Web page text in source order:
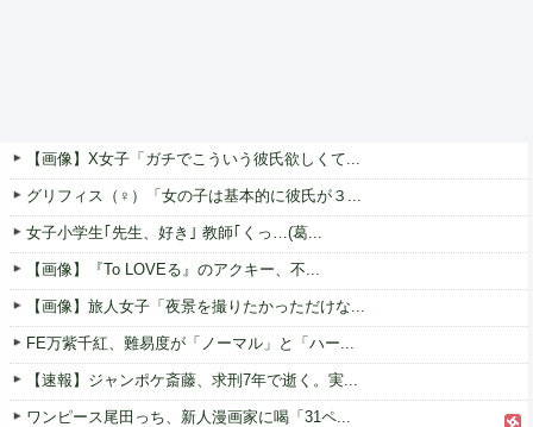
【画像】X女子「ガチでこういう彼氏欲しくて...
グリフィス（♀）「女の子は基本的に彼氏が３...
女子小学生｢先生、好き｣ 教師｢くっ…(葛...
【画像】『To LOVEる』のアクキー、不...
【画像】旅人女子「夜景を撮りたかっただけな...
FE万紫千紅、難易度が「ノーマル」と「ハー...
【速報】ジャンポケ斎藤、求刑7年で逝く。実...
ワンピース尾田っち、新人漫画家に喝「31ペ...